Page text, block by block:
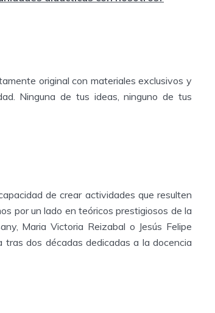
original con materiales exclusivos y
Ninguna de tus ideas, ninguno de tus
de crear actividades que resulten
por un lado en teóricos prestigiosos de la
Maria Victoria Reizabal o Jesús Felipe
dos décadas dedicadas a la docencia